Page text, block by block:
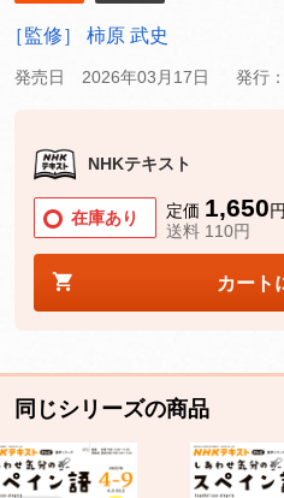
［監修］ 柿原 武史
発売日 2026年03月17日 発行
NHKテキスト
在庫あり 定価 1,650
送料 110円
カート
同じシリーズの商品